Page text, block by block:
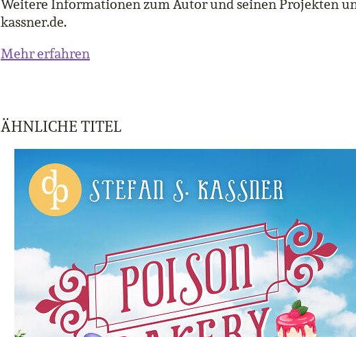
Weitere Informationen zum Autor und seinen Projekten
kassner.de.
Mehr erfahren
ÄHNLICHE TITEL